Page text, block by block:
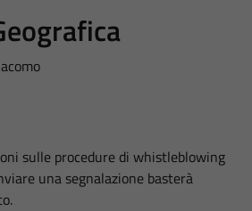
sulle procedure di whistleblowing
una segnalazione basterà